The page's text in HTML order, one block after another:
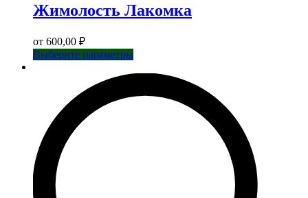
Жимолость Лакомка
от 600,00 ₽
Выберите параметрыЭтот
вариаций.